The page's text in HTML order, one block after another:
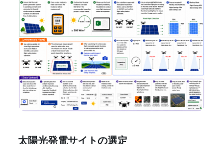
太陽光発電サイトの選定